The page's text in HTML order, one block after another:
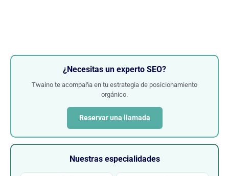
¿Necesitas un experto SEO?
Twaino te acompaña en tu estrategia de posicionamiento
orgánico.
Reservar una llamada
Nuestras especialidades